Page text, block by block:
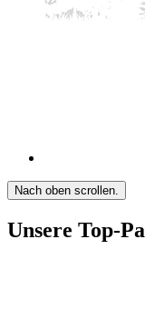
Nach oben scrollen.
Unsere Top-